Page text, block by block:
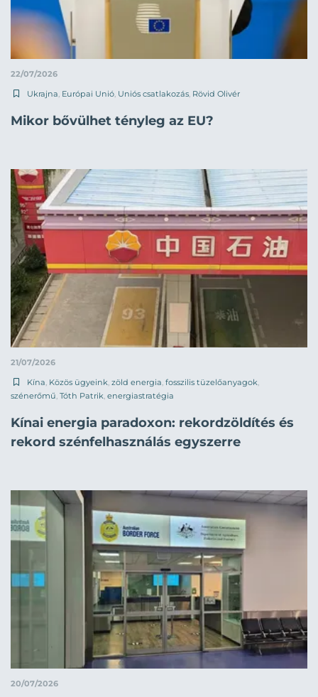
22/07/2026
Ukrajna Európai Unió Uniós csatlakozás Rövid Olivér
Mikor bővülhet tényleg az EU?
21/07/2026
Kína, Közös ügyeink, zöld energia, fosszilis tüzelőanyagok,
szénerőmű, Tóth Patrik, energiastratégia
Kínai energia paradoxon: rekordzöldítés és
rekord szénfelhasználás egyszerre
20/07/2026